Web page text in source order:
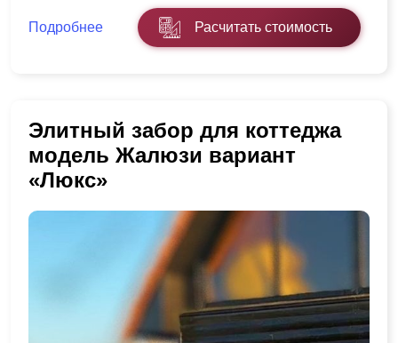
Подробнее Расчитать стоимость
Элитный забор для коттеджа
модель Жалюзи вариант
«Люкс»